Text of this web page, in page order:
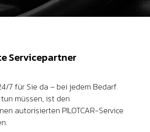
Servicepartner
7 für Sie da – bei jedem Bedarf.
müssen, ist den
autorisierten PILOTCAR-Service